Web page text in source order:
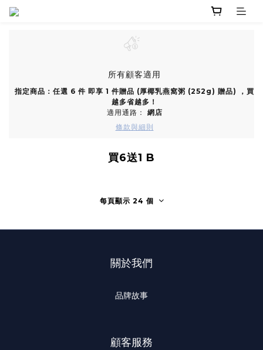
所有顧客適用
指定商品：任選 6 件 即享 1 件贈品 (厚椰乳燕窩粥 (252g) 贈品) ，買
越多省越多！
適用通路： 網店
條款與細則
買6送1 B
每頁顯示 24 個
關於我們
品牌故事
顧客服務